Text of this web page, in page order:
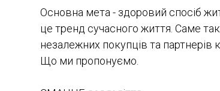
Основна мета - здоровий спосіб
це тренд сучасного життя. Саме
незалежних покупців та партнерів
Що ми пропонуємо.